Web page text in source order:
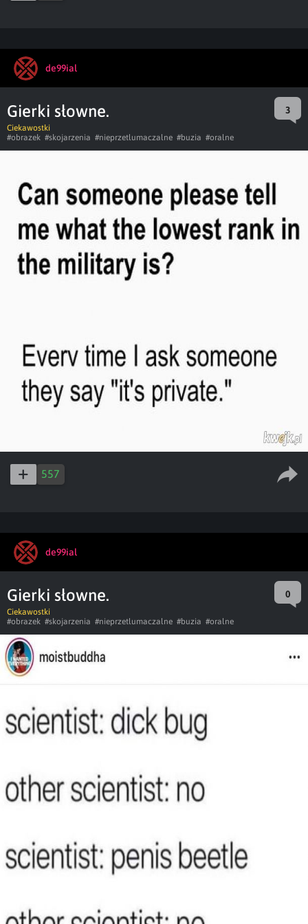
de99ial
Gierki słowne. 3
Ciekawostki
#obrazek #skojarzenia #nieprzetlumaczalne #buzia #oralne
557
de99ial
Gierki słowne. 0
Ciekawostki
#obrazek #skojarzenia #nieprzetlumaczalne #buzia #oralne